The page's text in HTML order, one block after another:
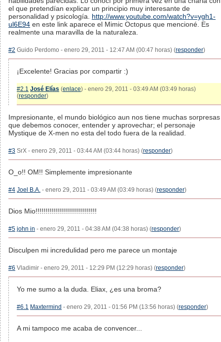
el que pretendían explicar un principio muy interesante de
personalidad y psicología. http://www.youtube.com/watch?v=ygh1-
ul6E94 en este link aparece el Mimic Octopus que mencioné. Es
realmente una maravilla de la naturaleza.
#2 Guido Perdomo - enero 29, 2011 - 12:47 AM (00:47 horas) (responder)
¡Excelente! Gracias por compartir :)
#2.1 José Elías (enlace) - enero 29, 2011 - 03:49 AM (03:49 horas)
(responder)
Impresionante, el mundo biológico aun nos tiene muchas sorpresas
que debemos conocer, entender y aprovechar; el personaje
Mystique de X-men no esta del todo fuera de la realidad.
#3 SrX - enero 29, 2011 - 03:44 AM (03:44 horas) (responder)
O_o!! OM!! Simplemente impresionante
#4 Joel B.A. - enero 29, 2011 - 03:49 AM (03:49 horas) (responder)
Dios Mio!!!!!!!!!!!!!!!!!!!!!!!!!!!!!!!
#5 john in - enero 29, 2011 - 04:38 AM (04:38 horas) (responder)
Disculpen mi incredulidad pero me parece un montaje
#6 Vladimir - enero 29, 2011 - 12:29 PM (12:29 horas) (responder)
Yo me sumo a la duda. Eliax, ¿es una broma?
#6.1 Maxtermind - enero 29, 2011 - 01:56 PM (13:56 horas) (responder)
A mi tampoco me acaba de convencer...